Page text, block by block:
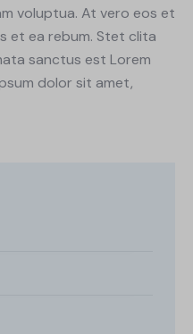
voluptua. At vero eos et
et ea rebum. Stet clita
sanctus est Lorem
dolor sit amet,